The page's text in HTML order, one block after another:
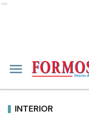
Ads
INTERIOR